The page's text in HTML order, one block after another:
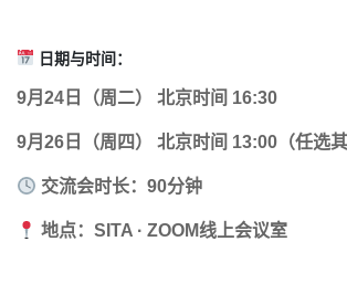
日期与时间：
9月24日（周二） 北京时间 16:30
9月26日（周四） 北京时间 13:00（任选
交流会时长：90分钟
地点：SITA · ZOOM线上会议室